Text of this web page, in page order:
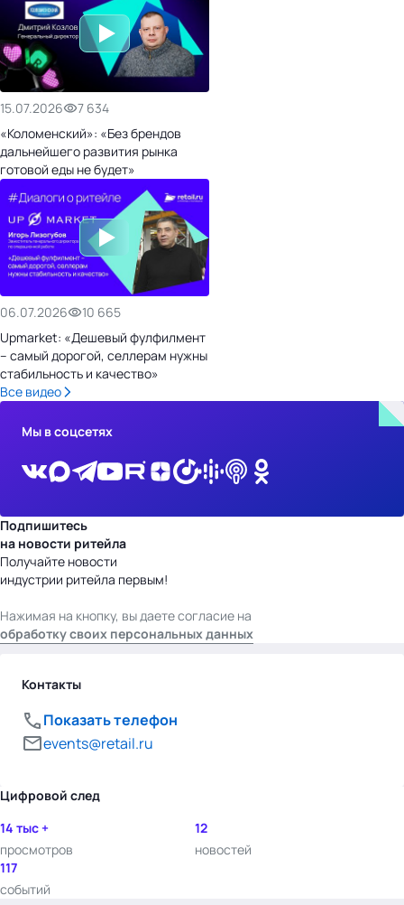
15.07.2026
7 634
«Коломенский»: «Без брендов
дальнейшего развития рынка
готовой еды не будет»
06.07.2026
10 665
Upmarket: «Дешевый фулфилмент
– самый дорогой, селлерам нужны
стабильность и качество»
Все видео
Мы в соцсетях
Подпишитесь
на новости ритейла
Получайте новости
индустрии ритейла первым!
Нажимая на кнопку, вы даете согласие на
обработку своих персональных данных
Контакты
Показать телефон
events@retail.ru
Цифровой след
14 тыс +
просмотров
12
новостей
117
событий